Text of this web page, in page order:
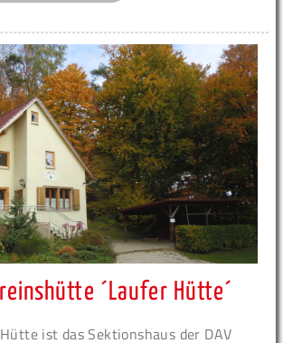
´Laufer Hütte´
ist das Sektionshaus der DAV